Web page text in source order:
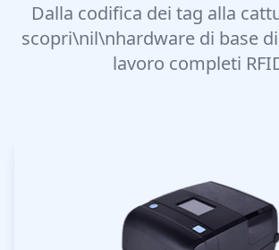
Dalla codifica dei tag alla
scopri\nil\nhardware di base
lavoro completi